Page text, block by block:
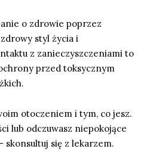
o zdrowie poprzez
styl życia i
z zanieczyszczeniami to
przed toksycznym
otoczeniem i tym, co jesz.
lub odczuwasz niepokojące
skonsultuj się z lekarzem.